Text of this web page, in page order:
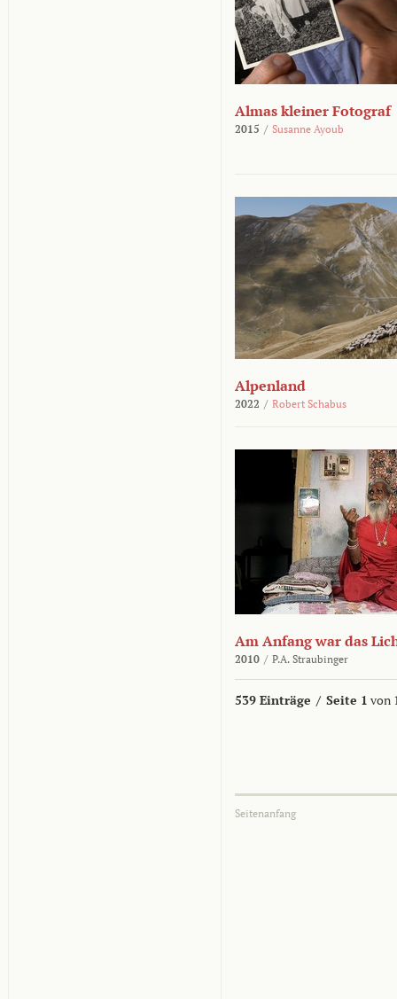
Almas kleiner Fotograf
2015 / Susanne Ayoub
Alpenland
2022 / Robert Schabus
Am Anfang war das
2010 / P.A. Straubinger
539 Einträge / Seite 1 von
Seitenanfang